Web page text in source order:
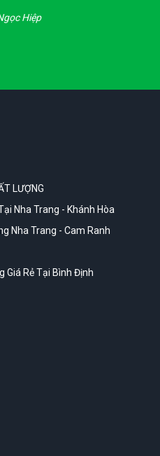
Hiệp
LƯỢNG
Nha Trang - Khánh Hòa
Nha Trang - Cam Ranh
Giá Rẻ Tại Bình Định